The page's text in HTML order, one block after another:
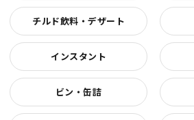
チルド飲料・デザート
インスタント
ビン・缶詰